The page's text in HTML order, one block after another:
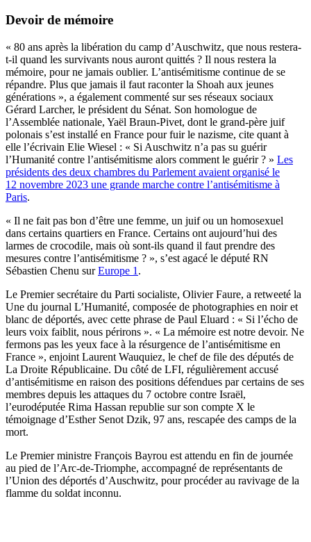
Devoir de mémoire
« 80 ans après la libération du camp d’Auschwitz, que nous restera-
t-il quand les survivants nous auront quittés ? Il nous restera la
mémoire, pour ne jamais oublier. L’antisémitisme continue de se
répandre. Plus que jamais il faut raconter la Shoah aux jeunes
générations », a également commenté sur ses réseaux sociaux
Gérard Larcher, le président du Sénat. Son homologue de
l’Assemblée nationale, Yaël Braun-Pivet, dont le grand-père juif
polonais s’est installé en France pour fuir le nazisme, cite quant à
elle l’écrivain Elie Wiesel : « Si Auschwitz n’a pas su guérir
l’Humanité contre l’antisémitisme alors comment le guérir ? » Les
présidents des deux chambres du Parlement avaient organisé le
12 novembre 2023 une grande marche contre l’antisémitisme à
Paris.
« Il ne fait pas bon d’être une femme, un juif ou un homosexuel
dans certains quartiers en France. Certains ont aujourd’hui des
larmes de crocodile, mais où sont-ils quand il faut prendre des
mesures contre l’antisémitisme ? », s’est agacé le député RN
Sébastien Chenu surEurope 1 .
Le Premier secrétaire du Parti socialiste, Olivier Faure, a retweeté la
Une du journal L’Humanité, composée de photographies en noir et
blanc de déportés, avec cette phrase de Paul Eluard : « Si l’écho de
leurs voix faiblit, nous périrons ». « La mémoire est notre devoir. Ne
fermons pas les yeux face à la résurgence de l’antisémitisme en
France », enjoint Laurent Wauquiez, le chef de file des députés de
La Droite Républicaine. Du côté de LFI, régulièrement accusé
d’antisémitisme en raison des positions défendues par certains de ses
membres depuis les attaques du 7 octobre contre Israël,
l’eurodéputée Rima Hassan republie sur son compte X le
témoignage d’Esther Senot Dzik, 97 ans, rescapée des camps de la
mort.
Le Premier ministre François Bayrou est attendu en fin de journée
au pied de l’Arc-de-Triomphe, accompagné de représentants de
l’Union des déportés d’Auschwitz, pour procéder au ravivage de la
flamme du soldat inconnu.